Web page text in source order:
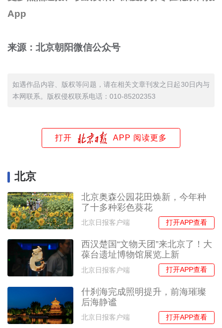
App
来源：北京朝阳微信公众号
如遇作品内容、版权等问题，请在相关文章刊发之日起30日内与
本网联系。版权侵权联系电话：010-85202353
打开 APP 阅读更多
北京
北京奥森公园花田焕新，今年种
了十多种彩色葵花
北京日报客户端 打开APP查看
西汉楚国“文物天团”来北京了！大
葆台遗址博物馆展览上新
北京日报客户端 打开APP查看
什刹海完成照明提升，前海璀璨
后海静谧
北京日报客户端 打开APP查看